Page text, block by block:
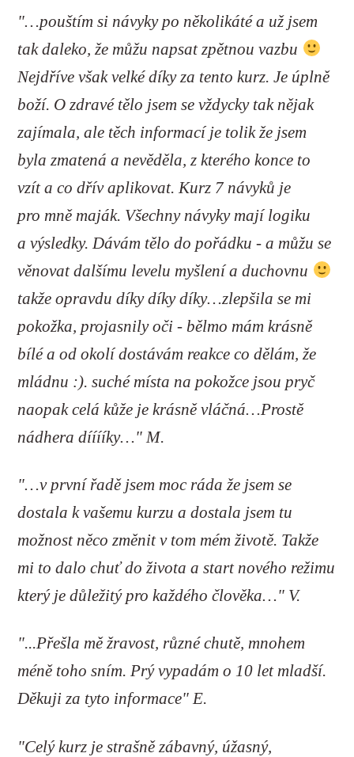
"…pouštím si návyky po několikáté a už jsem
tak daleko, že můžu napsat zpětnou vazbu
Nejdříve však velké díky za tento kurz. Je úplně
boží. O zdravé tělo jsem se vždycky tak nějak
zajímala, ale těch informací je tolik že jsem
byla zmatená a nevěděla, z kterého konce to
vzít a co dřív aplikovat. Kurz 7 návyků je
pro mně maják. Všechny návyky mají logiku
a výsledky. Dávám tělo do pořádku - a můžu se
věnovat dalšímu levelu myšlení a duchovnu
takže opravdu díky díky díky…zlepšila se mi
pokožka, projasnily oči - bělmo mám krásně
bílé a od okolí dostávám reakce co dělám, že
mládnu :). suché místa na pokožce jsou pryč
naopak celá kůže je krásně vláčná…Prostě
nádhera dííííky…" M.
"…v první řadě jsem moc ráda že jsem se
dostala k vašemu kurzu a dostala jsem tu
možnost něco změnit v tom mém životě. Takže
mi to dalo chuť do života a start nového režimu
který je důležitý pro každého člověka…" V.
"...Přešla mě žravost, různé chutě, mnohem
méně toho sním. Prý vypadám o 10 let mladší.
Děkuji za tyto informace" E.
"Celý kurz je strašně zábavný, úžasný,